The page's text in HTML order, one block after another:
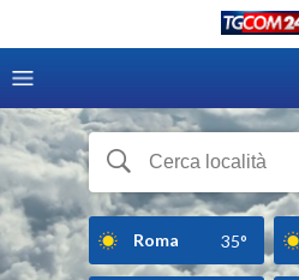
Roma 35°